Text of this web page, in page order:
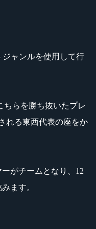
ジャンルを使用して行
ちらを勝ち抜いたプレ
れる東西代表の座をか
がチームとなり、12
ます。